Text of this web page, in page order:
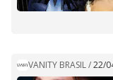
VANITY BRASIL/22/